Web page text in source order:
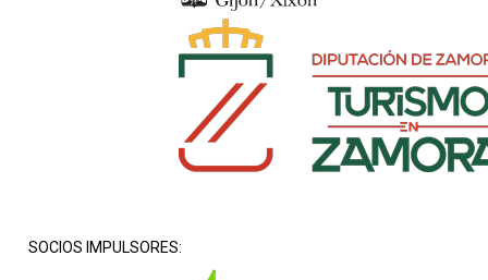
SOCIOS IMPULSORES: